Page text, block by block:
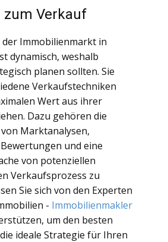
zum Verkauf
Immobilienmarkt in
dynamisch, weshalb
planen sollten. Sie
Verkaufstechniken
Wert aus ihrer
Dazu gehören die
Marktanalysen,
und eine
von potenziellen
Verkaufsprozess zu
Sie sich von den Experten
- Immobilienmakler
um den besten
ideale Strategie für Ihren